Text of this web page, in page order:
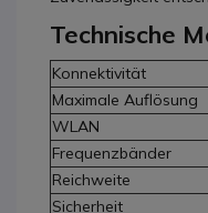
Technische
Konnektivität
Maximale Auflösung
WLAN
Frequenzbänder
Reichweite
Sicherheit